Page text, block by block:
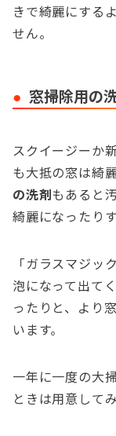
きで綺麗にする
せん。
窓掃除用の
スクイージーか
も大抵の窓は綺
の洗剤もあると
綺麗になったり
「ガラスマジッ
泡になって出て
ったりと、より
います。
一年に一度の大
ときは用意して